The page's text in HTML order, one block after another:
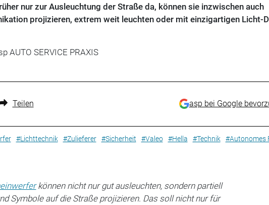
nur zur Ausleuchtung der Straße da, können sie inzwischen auch
projizieren, extrem weit leuchten oder mit einzigartigen Licht-
AUTO SERVICE PRAXIS
Teilen asp bei Google
#Lichttechnik #Zulieferer #Sicherheit #Valeo #Hella #Technik #Autonomes
können nicht nur gut ausleuchten, sondern partiell
Symbole auf die Straße projizieren. Das soll nicht nur für